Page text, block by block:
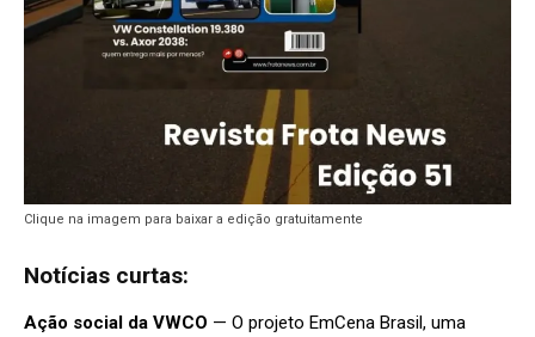
Clique na imagem para baixar a edição gratuitamente
Notícias curtas:
Ação social da VWCO — O projeto EmCena Brasil, uma